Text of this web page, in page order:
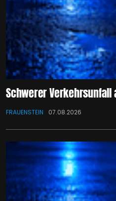
Schwerer Verkehrsunfall
FRAUENSTEIN 07.08.2026